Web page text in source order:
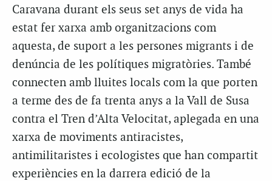
Caravana durant els seus set anys de vida ha
estat fer xarxa amb organitzacions com
aquesta, de suport a les persones migrants i de
denúncia de les polítiques migratòries. També
connecten amb lluites locals com la que porten
a terme des de fa trenta anys a la Vall de Susa
contra el Tren d’Alta Velocitat, aplegada en una
xarxa de moviments antiracistes,
antimilitaristes i ecologistes que han compartit
experiències en la darrera edició de la